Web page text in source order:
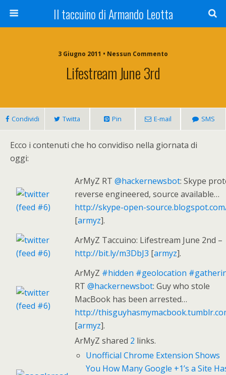
Il taccuino di Armando Leotta
3 Giugno 2011 • Nessun Commento
Lifestream June 3rd
Condividi Twitta Pin E-mail SMS
Ecco i contenuti che ho convidiso nella giornata di
oggi:
ArMyZ RT @hackernewsbot: Skype
reverse engineered, source available…
http://skype-open-
[armyz].
ArMyZ Taccuino: Lifestream June 2nd –
http://bit.ly/m3DbJ3 [armyz].
ArMyZ #hidden #geolocation
RT @hackernewsbot: Guy who stole
MacBook has been arrested…
http://
[armyz].
ArMyZ shared 2 links.
Unofficial Chrome Extension Shows
You How Many Google +1’s a Site